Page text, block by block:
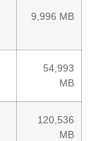
9,996 MB
54,993
MB
120,536
MB